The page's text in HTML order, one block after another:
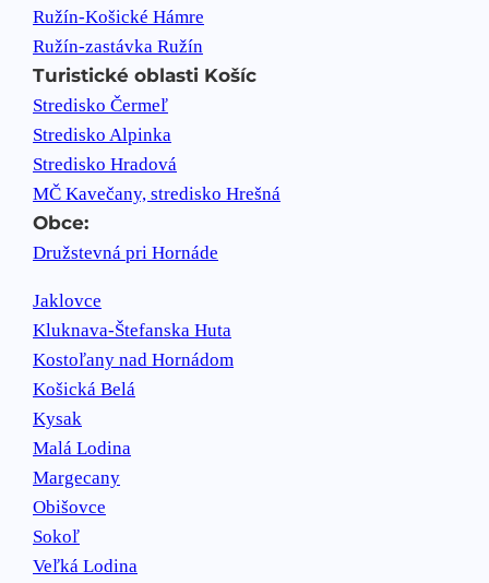
Ružín-Košické Hámre
Ružín-zastávka Ružín
Turistické oblasti Košíc
Stredisko Čermeľ
Stredisko Alpinka
Stredisko Hradová
MČ Kavečany, stredisko Hrešná
Obce:
Družstevná pri Hornáde
Jaklovce
Kluknava-Štefanska Huta
Kostoľany nad Hornádom
Košická Belá
Kysak
Malá Lodina
Margecany
Obišovce
Sokoľ
Veľká Lodina